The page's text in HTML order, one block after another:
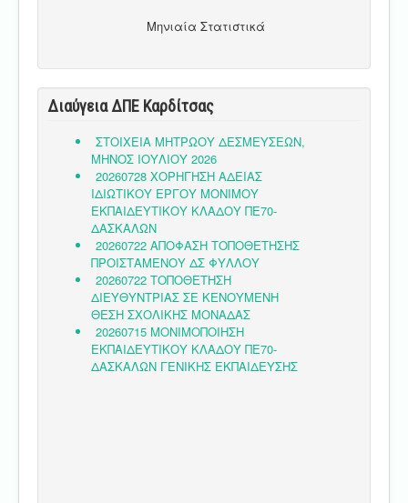
Μηνιαία Στατιστικά
Διαύγεια ΔΠΕ Καρδίτσας